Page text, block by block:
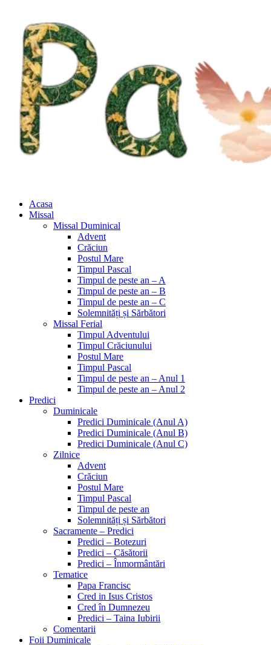
Acasa
Missal
Missal Duminical
Advent
Crăciun
Postul Mare
Timpul Pascal
Timpul de peste an – A
Timpul de peste an – B
Timpul de peste an – C
Solemnități și Sărbători
Missal Ferial
Timpul Adventului
Timpul Crăciunului
Postul Mare
Timpul Pascal
Timpul de peste an – Anul 1
Timpul de peste an – Anul 2
Predici
Duminicale
Predici Duminicale (Anul A)
Predici Duminicale (Anul B)
Predici Duminicale (Anul C)
Zilnice
Advent
Crăciun
Postul Mare
Timpul Pascal
Timpul de peste an
Solemnități și Sărbători
Sacramente – Predici
Predici – Botezuri
Predici – Căsătorii
Predici – Înmormântări
Tematice
Papa Francisc
Cred in Isus Cristos
Cred în Dumnezeu
Predici – Taina Iubirii
Comentarii
Foii Duminicale